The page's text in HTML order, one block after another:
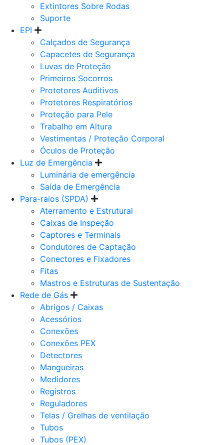
Extintores Sobre Rodas
Suporte
EPI
Calçados de Segurança
Capacetes de Segurança
Luvas de Proteção
Primeiros Socorros
Protetores Auditivos
Protetores Respiratórios
Proteção para Pele
Trabalho em Altura
Vestimentas / Proteção Corporal
Óculos de Proteção
Luz de Emergência
Luminária de emergência
Saída de Emergência
Para-raios (SPDA)
Aterramento e Estrutural
Caixas de Inspeção
Captores e Terminais
Condutores de Captação
Conectores e Fixadores
Fitas
Mastros e Estruturas de Sustentação
Rede de Gás
Abrigos / Caixas
Acessórios
Conexões
Conexões PEX
Detectores
Mangueiras
Medidores
Registros
Reguladores
Telas / Grelhas de ventilação
Tubos
Tubos (PEX)